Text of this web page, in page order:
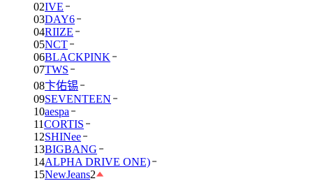
02IVE
03DAY6
04RIIZE
05NCT
06BLACKPINK
07TWS
08卞佑锡
09SEVENTEEN
10aespa
11CORTIS
12SHINee
13BIGBANG
14ALPHA DRIVE ONE)
15NewJeans2